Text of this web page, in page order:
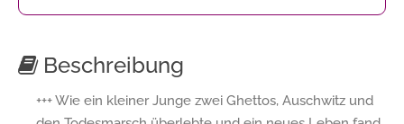
Beschreibung
+++ Wie ein kleiner Junge zwei Ghettos, Auschwitz und